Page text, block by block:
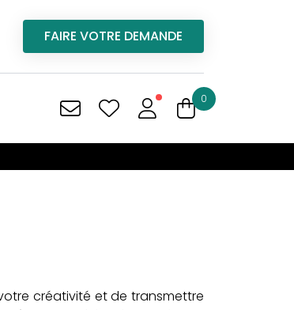
FAIRE VOTRE DEMANDE
0
créativité et de transmettre